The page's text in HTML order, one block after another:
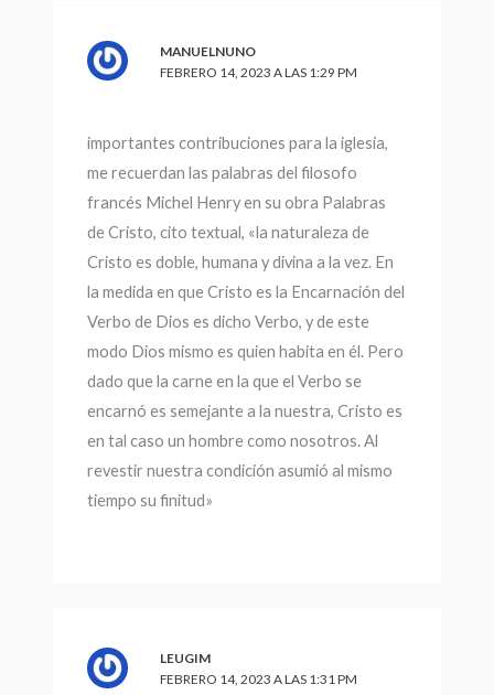
MANUELNUNO
FEBRERO 14, 2023 A LAS 1:29 PM
importantes contribuciones para la iglesia,
me recuerdan las palabras del filosofo
francés Michel Henry en su obra Palabras
de Cristo, cito textual, «la naturaleza de
Cristo es doble, humana y divina a la vez. En
la medida en que Cristo es la Encarnación del
Verbo de Dios es dicho Verbo, y de este
modo Dios mismo es quien habita en él. Pero
dado que la carne en la que el Verbo se
encarnó es semejante a la nuestra, Cristo es
en tal caso un hombre como nosotros. Al
revestir nuestra condición asumió al mismo
tiempo su finitud»
LEUGIM
FEBRERO 14, 2023 A LAS 1:31 PM